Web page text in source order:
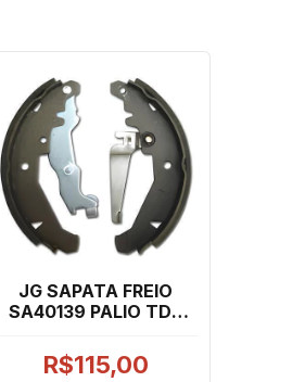
JG SAPATA FREIO
SA40139 PALIO TDS
R$115,00